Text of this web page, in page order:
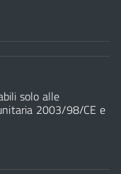
solo alle
2003/98/CE e